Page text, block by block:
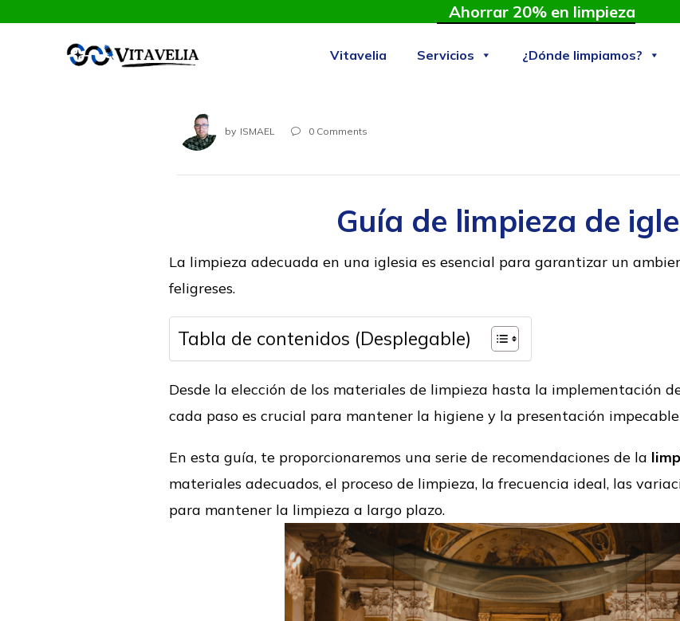
Ahorrar 20% en limpieza
Vitavelia Servicios ¿Dónde limpiamos?
by ISMAEL  0 Comments
Guía de limpieza de
La limpieza adecuada en una iglesia es esencial para garantizar un
feligreses.
Tabla de contenidos (Desplegable)
Desde la elección de los materiales de limpieza hasta la implementación
cada paso es crucial para mantener la higiene y la presentación
En esta guía, te proporcionaremos una serie de recomendaciones de la
materiales adecuados, el proceso de limpieza, la frecuencia ideal, las
para mantener la limpieza a largo plazo.